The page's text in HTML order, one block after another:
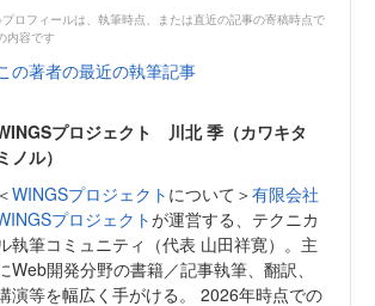
ロフィールは、執筆時点、または直近の記事の寄稿時点で
内容です
の著者の最近の執筆記事
プロジェクト 川北 季（カワキタ
ミノル）
＜WINGSプロジェクト について＞有限会社
プロジェクトが運営する、テクニカ
執筆コミュニティ（代表 山田祥寛）。主
Web開発分野の書籍／記事執筆、翻訳、
演等を幅広く手がける。 2026年時点での